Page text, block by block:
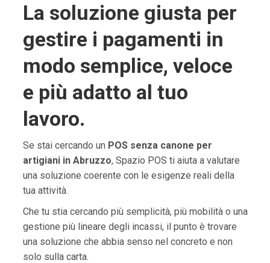
La soluzione giusta per
gestire i pagamenti in
modo semplice, veloce
e più adatto al tuo
lavoro.
Se stai cercando un POS senza canone per
artigiani in Abruzzo, Spazio POS ti aiuta a valutare
una soluzione coerente con le esigenze reali della
tua attività.
Che tu stia cercando più semplicità, più mobilità o una
gestione più lineare degli incassi, il punto è trovare
una soluzione che abbia senso nel concreto e non
solo sulla carta.